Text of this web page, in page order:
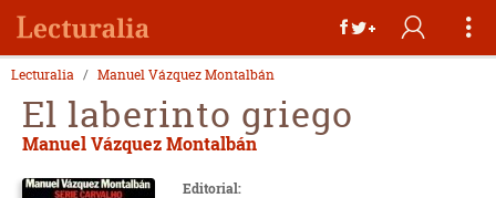
Lecturalia Manuel Vázquez Montalbán
El laberinto griego
Manuel Vázquez Montalbán
Editorial: